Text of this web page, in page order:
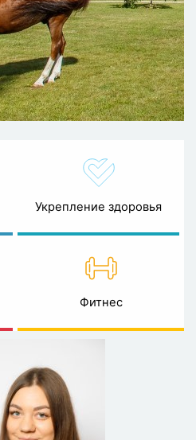
Укрепление здоровья
Фитнес